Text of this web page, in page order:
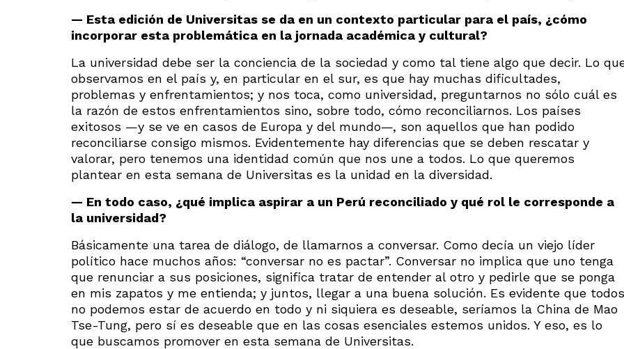
— Esta edición de Universitas se da en un contexto particular para el país, ¿cómo
incorporar esta problemática en la jornada académica y cultural?
La universidad debe ser la conciencia de la sociedad y como tal tiene algo que decir. Lo
observamos en el país y, en particular en el sur, es que hay muchas dificultades,
problemas y enfrentamientos; y nos toca, como universidad, preguntarnos no sólo cuál es
la razón de estos enfrentamientos sino, sobre todo, cómo reconciliarnos. Los países
exitosos —y se ve en casos de Europa y del mundo—, son aquellos que han podido
reconciliarse consigo mismos. Evidentemente hay diferencias que se deben rescatar y
valorar, pero tenemos una identidad común que nos une a todos. Lo que queremos
plantear en esta semana de Universitas es la unidad en la diversidad.
— En todo caso, ¿qué implica aspirar a un Perú reconciliado y qué rol le corresponde a
la universidad?
Básicamente una tarea de diálogo, de llamarnos a conversar. Como decía un viejo líder
político hace muchos años: “conversar no es pactar”. Conversar no implica que uno tenga
que renunciar a sus posiciones, significa tratar de entender al otro y pedirle que se ponga
en mis zapatos y me entienda; y juntos, llegar a una buena solución. Es evidente que todos
no podemos estar de acuerdo en todo y ni siquiera es deseable, seríamos la China de Mao
Tse-Tung, pero sí es deseable que en las cosas esenciales estemos unidos. Y eso, es lo
que buscamos promover en esta semana de Universitas.